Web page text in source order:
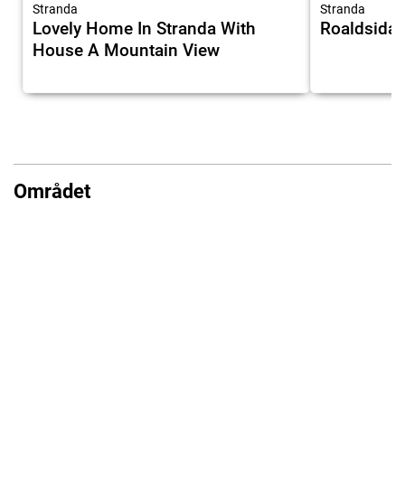
Stranda
Lovely Home In Stranda With
House A Mountain View
Stranda
Roaldsida
Området